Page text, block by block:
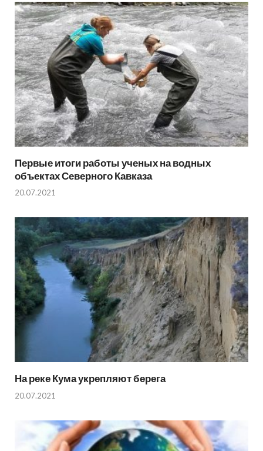
Первые итоги работы ученых на водных
объектах Северного Кавказа
20.07.2021
На реке Кума укрепляют берега
20.07.2021